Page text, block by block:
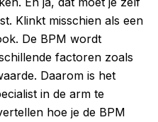
Klinkt misschien als een
De BPM wordt
factoren zoals
Daarom is het
in de arm te
hoe je de BPM